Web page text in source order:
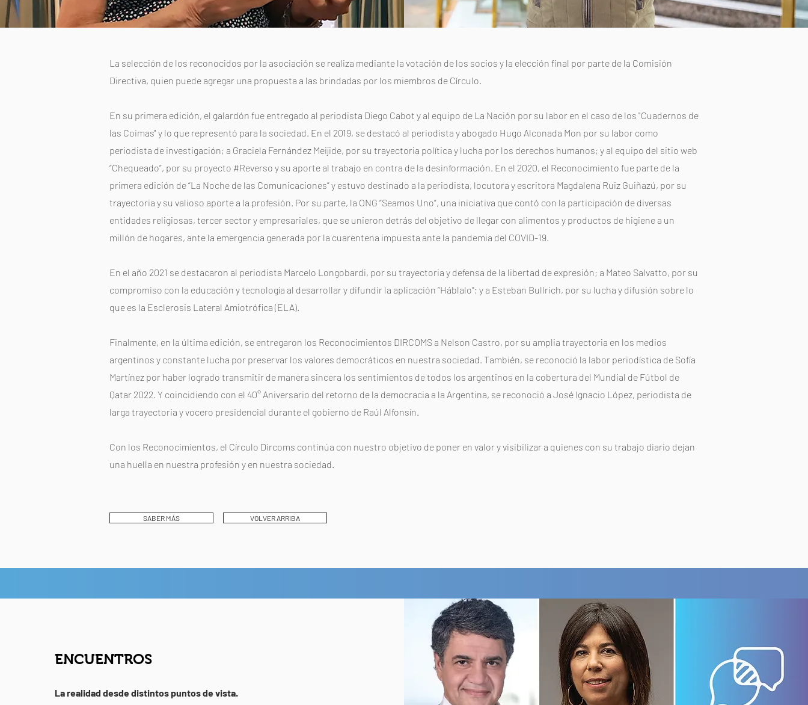
La selección de los reconocidos por la asociación se realiza mediante la votación de los socios y la elección final por parte de la Comisión
Directiva, quien puede agregar una propuesta a las brindadas por los miembros de Círculo.
En su primera edición, el galardón fue entregado al periodista Diego Cabot y al equipo de La Nación por su labor en el caso de los "Cuadernos de
las Coimas" y lo que representó para la sociedad. En el 2019, se destacó al periodista y abogado Hugo Alconada Mon por su labor como
periodista de investigación; a Graciela Fernández Meijide, por su trayectoria política y lucha por los derechos humanos; y al equipo del sitio web
“Chequeado”, por su proyecto #Reverso y su aporte al trabajo en contra de la desinformación. En el 2020, el Reconocimiento fue parte de la
primera edición de “La Noche de las Comunicaciones” y estuvo destinado a la periodista, locutora y escritora Magdalena Ruiz Guiñazú, por su
trayectoria y su valioso aporte a la profesión. Por su parte, la ONG “Seamos Uno”, una iniciativa que contó con la participación de diversas
entidades religiosas, tercer sector y empresariales, que se unieron detrás del objetivo de llegar con alimentos y productos de higiene a un
millón de hogares, ante la emergencia generada por la cuarentena impuesta ante la pandemia del COVID-19.
En el año 2021 se destacaron al periodista Marcelo Longobardi, por su trayectoria y defensa de la libertad de expresión; a Mateo Salvatto, por su
compromiso con la educación y tecnología al desarrollar y difundir la aplicación “Háblalo”; y a Esteban Bullrich, por su lucha y difusión sobre lo
que es la Esclerosis Lateral Amiotrófica (ELA).
Finalmente, en la última edición, se entregaron los Reconocimientos DIRCOMS a Nelson Castro, por su amplia trayectoria en los medios
argentinos y constante lucha por preservar los valores democráticos en nuestra sociedad. También, se reconoció la labor periodística de Sofía
Martínez por haber logrado transmitir de manera sincera los sentimientos de todos los argentinos en la cobertura del Mundial de Fútbol de
Qatar 2022. Y coincidiendo con el 40° Aniversario del retorno de la democracia a la Argentina, se reconoció a José Ignacio López, periodista de
larga trayectoria y vocero presidencial durante el gobierno de Raúl Alfonsín.
Con los Reconocimientos, el Círculo Dircoms continúa con nuestro objetivo de poner en valor y visibilizar a quienes con su trabajo diario dejan
una huella en nuestra profesión y en nuestra sociedad.
SABER MÁS VOLVER ARRIBA
ENCUENTROS
La realidad desde distintos puntos de vista.